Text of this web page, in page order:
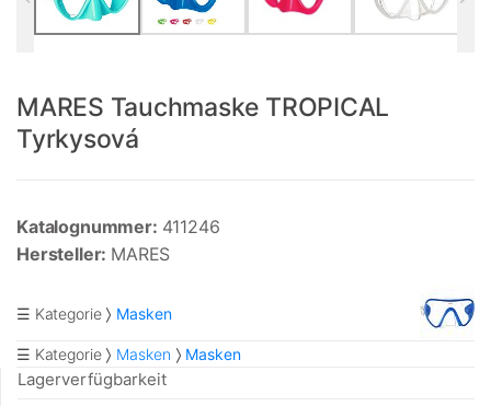
MARES Tauchmaske TROPICAL
Tyrkysová
Katalognummer: 411246
Hersteller: MARES
☰ Kategorie Masken
☰ Kategorie Masken Masken
Lagerverfügbarkeit